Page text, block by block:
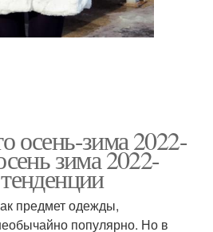
осень-зима 2022-
зима 2022-
предмет одежды,
популярно. Но в